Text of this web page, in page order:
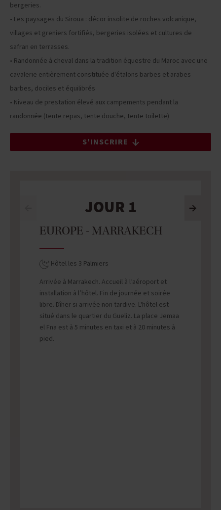
bergeries.
• Les paysages du Siroua : décor insolite de roches volcanique,
villages et greniers fortifiés, bergeries isolées et cultures de
safran en terrasses.
• Randonnée à cheval dans la tradition équestre du Maroc avec une
cavalerie entièrement constituée d'étalons barbes et arabes
barbes, dociles et équilibrés
• Niveau de prestation élevé aux campements pendant la
randonnée (tente repas, tente douche, tente toilette)
S'INSCRIRE
JOUR 1
EUROPE - MARRAKECH
Hôtel les 3 Palmiers
Arrivée à Marrakech. Accueil à l’aéroport et
installation à l’hôtel. Fin de journée et soirée
libre. Dîner si arrivée non tardive. L'hôtel est
situé dans le quartier du Gueliz. La place Jemaa
el Fna est à 5 minutes en taxi et à 20 minutes à
pied.